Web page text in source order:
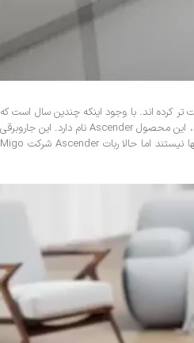
تر کرده اند. با وجود اینکه چندین سال است که
جاروبرقی‌ های رباتیک در بازار به فروش می‌ رسند ولی در اصل فقط در سطح صاف و زمین قابل استفاده بودند اما حالا شاهد معرفی اولین جاروبرقی رباتیک دوپا در جهان هستیم که می‌تواند از پله‌ ها بالا برود و آنها را تمیز کند، این محصول Ascender نام دارد. این جاروبرقی
روباتیک دوپا می تواند از پله ها بالا برود و گرد و خاک و مایعات را جمع آوری کند. جاروبرقی‌ های رباتیک موجود در بازار فقط می‌توانند سطوح صاف را تمیز کنند و زمانی که با پله‌ ها برخورد می‌ کنند، قادر به بالا رفتن از آنها نیستند اما حالا ربات Ascender شرکت Migo